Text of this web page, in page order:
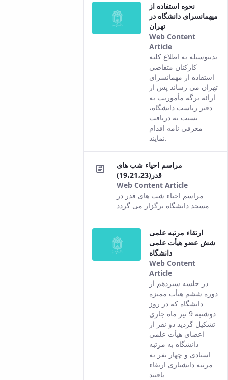
this
content.
نحوه استفاده از
میهمانسرای دانشگاه در
تهران
Web Content
Article
This result
comes from
the Persian
version of this
content.
بدینوسیله به اطلاع کلیه
کارکنان متقاضی
استفاده از مهمانسرای
تهران می رساند پس از
ارائه برگه مأموریت به
دفتر ریاست دانشگاه،
نسبت به دریافت
معرفی نامه اقدام
نمایند.
مراسم احیاء شب های
قدر(19،21،23)
Web Content Article
This
result
Persian
version of
content.
مراسم احیاء شب های قدر در
مسجد دانشگاه برگزار می گردد
ارتقاء مرتبه علمی
شش عضو هیأت علمی
دانشگاه
Web Content
Article
This result
comes from
the Persian
version of this
content.
در جلسه سیزدهم از
دوره ششم هیأت ممیزه
دانشگاه که در روز
دوشنبه 9 تیر ماه جاری
تشکیل گردید دو نفر از
اعضای هیأت علمی
دانشگاه به مرتبه
استادی و چهار نفر به
مرتبه دانشیاری ارتقاء
یافتند